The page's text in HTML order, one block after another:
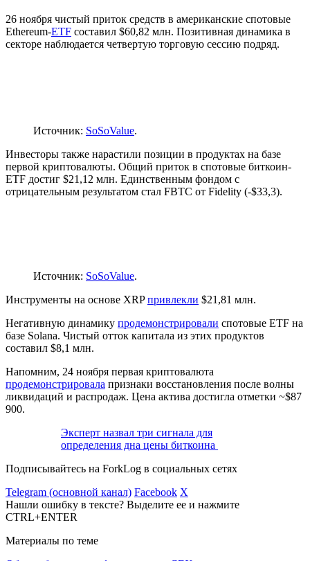
26 ноября чистый приток средств в американские спотовые
Ethereum-ETF составил $60,82 млн. Позитивная динамика в
секторе наблюдается четвертую торговую сессию подряд.
Источник: SoSoValue.
Инвесторы также нарастили позиции в продуктах на базе
первой криптовалюты. Общий приток в спотовые биткоин-
ETF достиг $21,12 млн. Единственным фондом с
отрицательным результатом стал FBTC от Fidelity (-$33,3).
Источник: SoSoValue.
Инструменты на основе XRPпривлекли $21,81 млн.
Негативную динамику продемонстрировали спотовые ETF на
базе Solana. Чистый отток капитала из этих продуктов
составил $8,1 млн.
Напомним, 24 ноября первая криптовалюта
продемонстрировала признаки восстановления после волны
ликвидаций и распродаж. Цена актива достигла отметки ~$87
900.
Эксперт назвал три сигнала для
определения дна цены биткоина
Подписывайтесь на ForkLog в социальных сетях
Telegram (основной канал) Facebook X
Нашли ошибку в тексте? Выделите ее и нажмите
CTRL+ENTER
Материалы по теме